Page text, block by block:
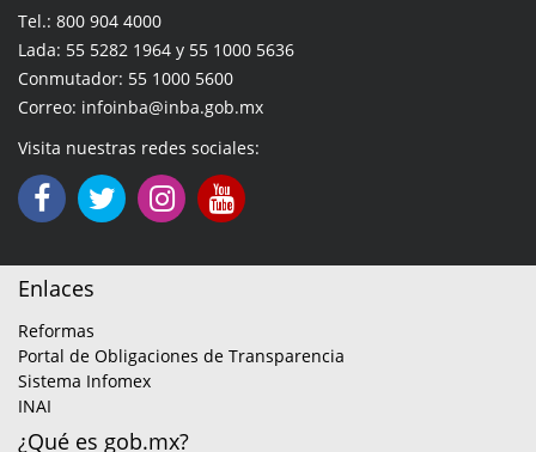
Tel.: 800 904 4000
Lada: 55 5282 1964 y 55 1000 5636
Conmutador: 55 1000 5600
Correo: infoinba@inba.gob.mx
Visita nuestras redes sociales:
Enlaces
Reformas
Portal de Obligaciones de Transparencia
Sistema Infomex
INAI
¿Qué es gob.mx?